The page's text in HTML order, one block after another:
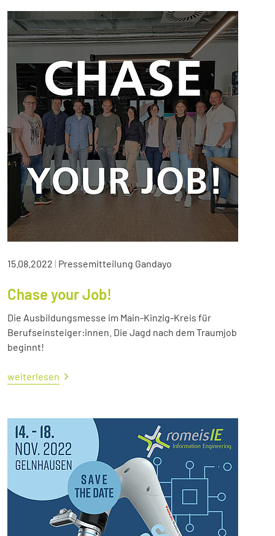
15.08.2022 | Pressemitteilung Gandayo
Chase your Job!
Die Ausbildungsmesse im Main-Kinzig-Kreis für
Berufseinsteiger:innen. Die Jagd nach dem Traumjob
beginnt!
weiterlesen